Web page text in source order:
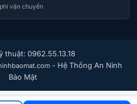
Nest Audio
vận chuyển
thuật: 0962.55.13.18
- Hệ Thống An Ninh
Bảo Mật